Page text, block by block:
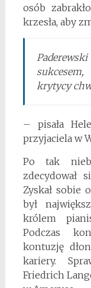
osób
krzesła, aby
krytycy
– pisała
przyjaciela w
Po tak
zdecydował
Zyskał sobie
był
królem
Podczas
kontuzję
kariery.
Friedrich